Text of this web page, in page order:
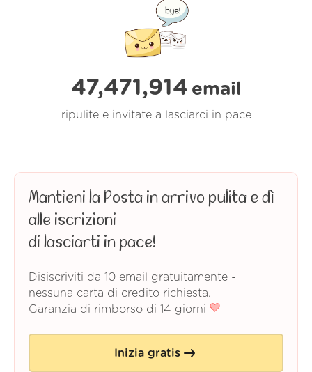
47,471,916 email
ripulite e invitate a lasciarci in pace
Mantieni la Posta in arrivo pulita e dì
alle iscrizioni
di lasciarti in pace!
Disiscriviti da 10 email gratuitamente -
nessuna carta di credito richiesta.
Garanzia di rimborso di 14 giorni
Inizia gratis